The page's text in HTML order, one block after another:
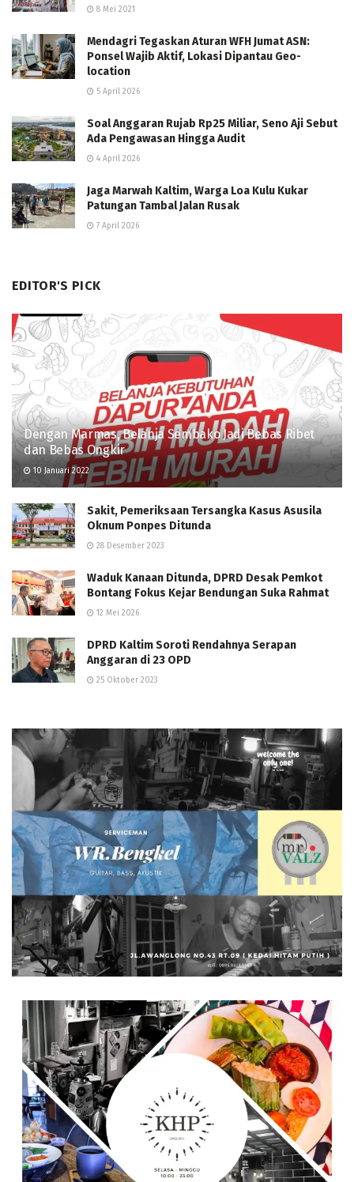
8 Mei 2021
Mendagri Tegaskan Aturan WFH Jumat ASN:
Ponsel Wajib Aktif, Lokasi Dipantau Geo-
location
5 April 2026
Soal Anggaran Rujab Rp25 Miliar, Seno Aji Sebut
Ada Pengawasan Hingga Audit
4 April 2026
Jaga Marwah Kaltim, Warga Loa Kulu Kukar
Patungan Tambal Jalan Rusak
7 April 2026
EDITOR'S PICK
Dengan Marmas, Belanja Sembako Jadi Bebas Ribet
dan Bebas Ongkir
10 Januari 2022
Sakit, Pemeriksaan Tersangka Kasus Asusila
Oknum Ponpes Ditunda
28 Desember 2023
Waduk Kanaan Ditunda, DPRD Desak Pemkot
Bontang Fokus Kejar Bendungan Suka Rahmat
12 Mei 2026
DPRD Kaltim Soroti Rendahnya Serapan
Anggaran di 23 OPD
25 Oktober 2023